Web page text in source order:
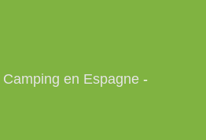
Camping en Espagne -